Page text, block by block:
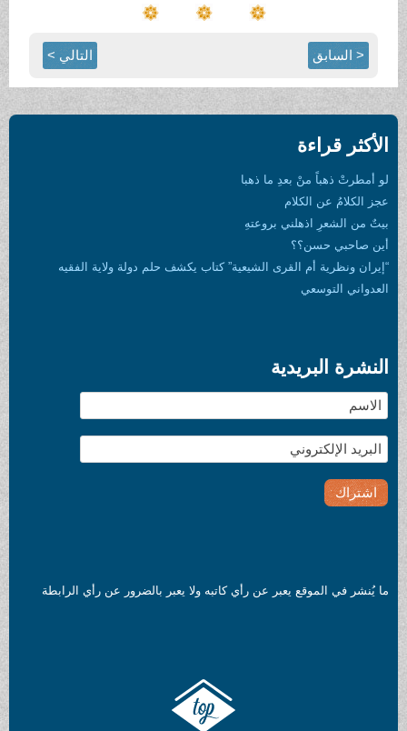
< السابق التالي >
الأكثر قراءة
لو أمطرتْ ذهباً منْ بعدِ ما ذهبا
عجز الكلامُ عن الكلام
بيتٌ من الشعرِ اذهلني بروعتهِ
أين صاحبي حسن؟؟
“إيران ونظرية أم القرى الشيعية” كتاب يكشف حلم دولة ولاية الفقيه
العدواني التوسعي
النشرة البريدية
ما يُنشر في الموقع يعبر عن رأي كاتبه ولا يعبر بالضرور عن رأي الرابطة